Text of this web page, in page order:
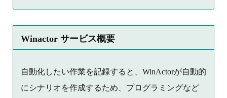
Winactor サービス概要
自動化したい作業を記録すると、WinActorが自動的
にシナリオを作成するため、プログラミングなど